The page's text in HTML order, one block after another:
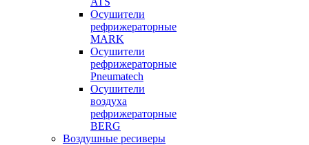
Осушители
рефрижераторные
MARK
Осушители
рефрижераторные
Pneumatech
Осушители
воздуха
рефрижераторные
BERG
Воздушные ресиверы